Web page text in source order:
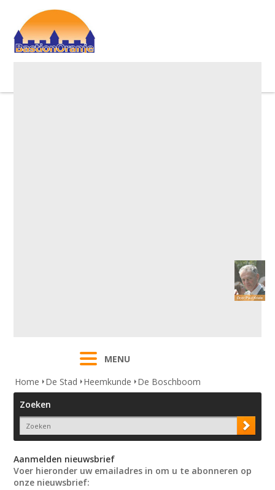
MENU
Home
De Stad Heemkunde
De Boschboom
Zoeken
Aanmelden nieuwsbrief
Voer hieronder uw emailadres in om u te abonneren op
onze nieuwsbrief: